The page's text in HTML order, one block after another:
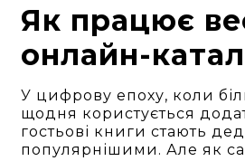
Як працює
онлайн-
У цифрову епоху, коли
щодня користується
гостьові книги стають
популярнішими. Але як